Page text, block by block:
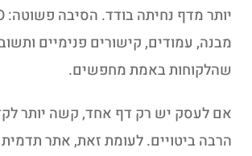
מבנה, עמודים, קישורים פנימיים
שהלקוחות באמת מחפשים.
אם לעסק יש רק דף אחד, קשה יותר
הרבה ביטויים. לעומת זאת, אתר תדמית